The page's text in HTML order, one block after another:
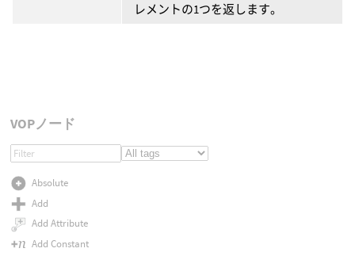
レメントの1つを返します。
VOPノード
Absolute
Add
Add Attribute
Add Constant